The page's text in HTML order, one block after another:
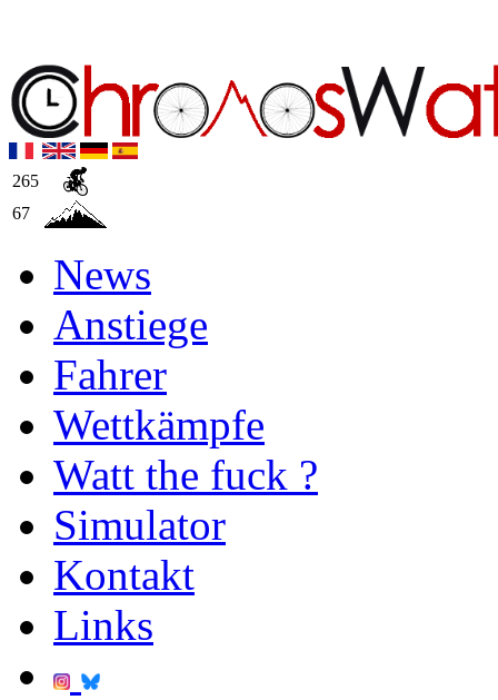
265
67
News
Anstiege
Fahrer
Wettkämpfe
Watt the fuck ?
Simulator
Kontakt
Links